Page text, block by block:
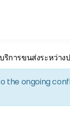
บริการขนส่งระหว่าง
the ongoing